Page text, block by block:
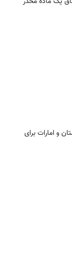
و امارات برای